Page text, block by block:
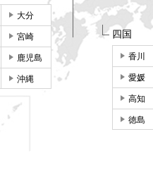
四国
香川
愛媛
高知
徳島
大分
宮崎
鹿児島
沖縄